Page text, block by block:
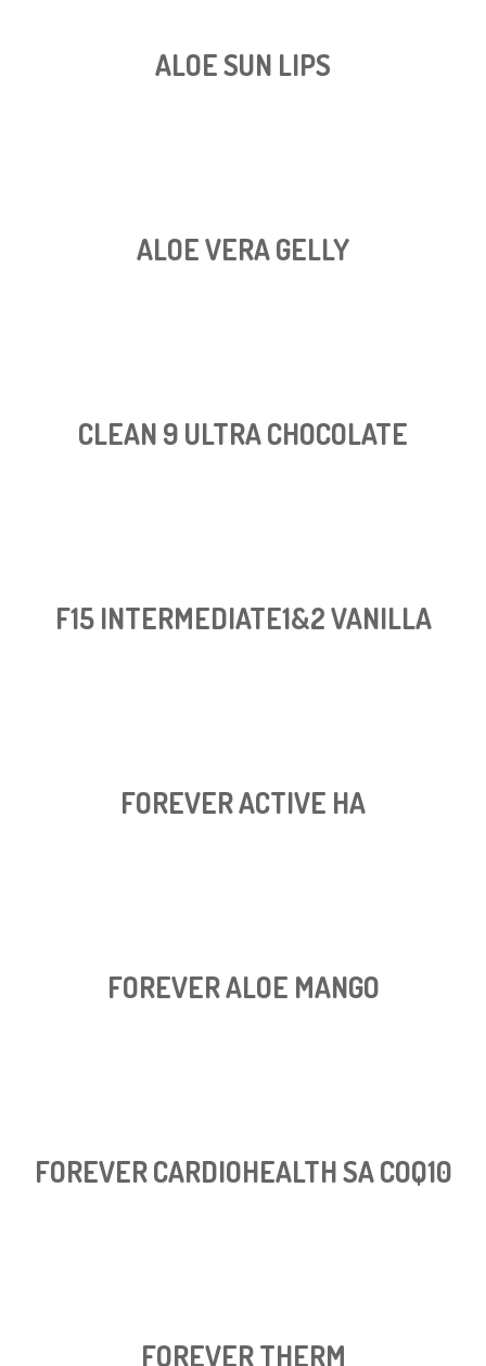
ALOE SUN LIPS
ALOE VERA GELLY
CLEAN 9 ULTRA CHOCOLATE
F15 INTERMEDIATE1&2 VANILLA
FOREVER ACTIVE HA
FOREVER ALOE MANGO
FOREVER CARDIOHEALTH SA COQ10
FOREVER THERM